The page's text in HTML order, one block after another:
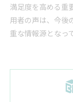
満足度を高める重
用者の声は、今後
重な情報源となっ